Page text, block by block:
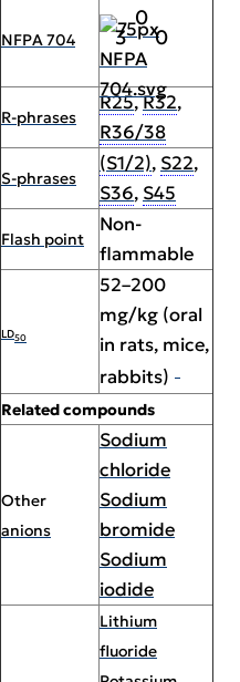
NFPA 704
0
3 0
R-phrases
R25,R32,
R36/38
S-phrases
(S1/2), S22,
S36, S45
Flash point
Non-
flammable
LD50
52–200
mg/kg (oral
in rats, mice,
rabbits)
Related compounds
Other
anions
Sodium
chloride
Sodium
bromide
Sodium
iodide
Lithium
fluoride